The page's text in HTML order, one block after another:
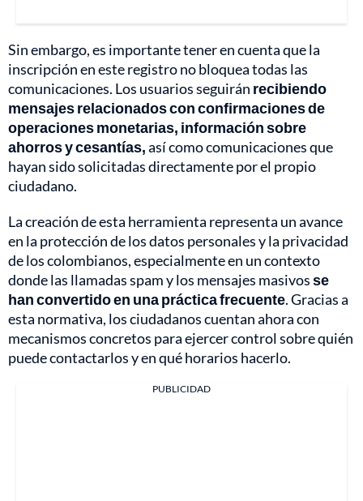
Sin embargo, es importante tener en cuenta que la
inscripción en este registro no bloquea todas las
comunicaciones. Los usuarios seguirán recibiendo
mensajes relacionados con confirmaciones de
operaciones monetarias, información sobre
ahorros y cesantías,así como comunicaciones que
hayan sido solicitadas directamente por el propio
ciudadano.
La creación de esta herramienta representa un avance
en la protección de los datos personales y la privacidad
de los colombianos, especialmente en un contexto
donde las llamadas spam y los mensajes masivosse
han convertido en una práctica frecuente. Gracias a
esta normativa, los ciudadanos cuentan ahora con
mecanismos concretos para ejercer control sobre quién
puede contactarlos y en qué horarios hacerlo.
PUBLICIDAD